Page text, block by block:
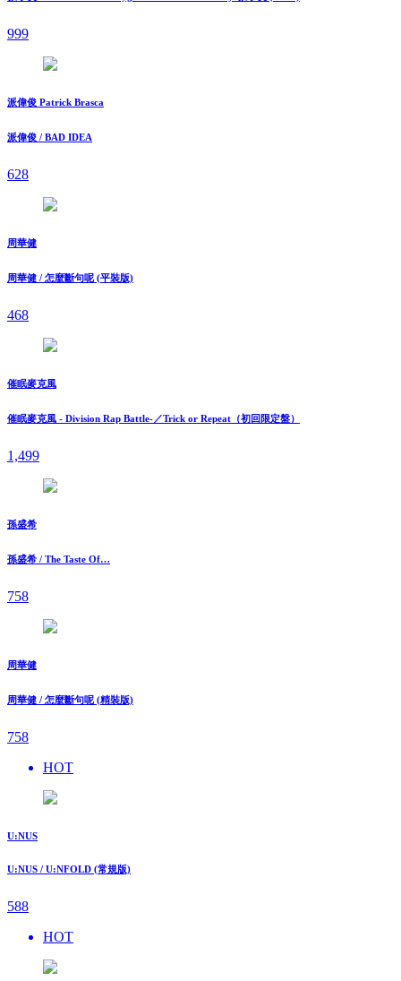
999
派偉俊 Patrick Brasca
派偉俊 / BAD IDEA
628
周華健
周華健 / 怎麼斷句呢 (平裝版)
468
催眠麥克風
催眠麥克風 - Division Rap Battle-／Trick or Repeat（初回限定盤）
1,499
孫盛希
孫盛希 / The Taste Of…
758
周華健
周華健 / 怎麼斷句呢 (精裝版)
758
HOT
U:NUS
U:NUS / U:NFOLD (常規版)
588
HOT